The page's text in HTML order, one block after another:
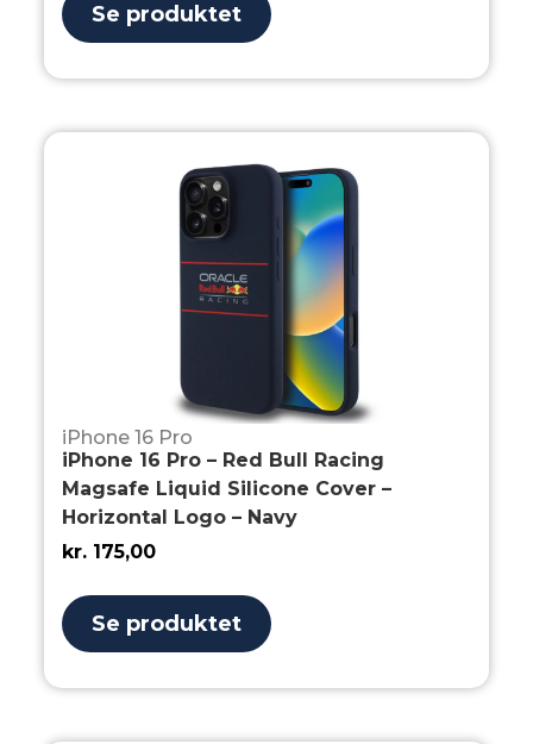
Se produktet
iPhone 16 Pro
iPhone 16 Pro – Red Bull Racing
Magsafe Liquid Silicone Cover –
Horizontal Logo – Navy
kr. 175,00
Se produktet